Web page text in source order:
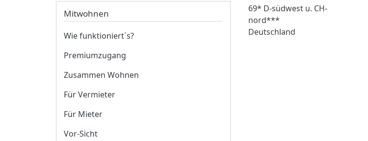
69* D-südwest u. CH-
nord***
Deutschland
Mitwohnen
Wie funktioniert´s?
Premiumzugang
Zusammen Wohnen
Für Vermieter
Für Mieter
Vor-Sicht